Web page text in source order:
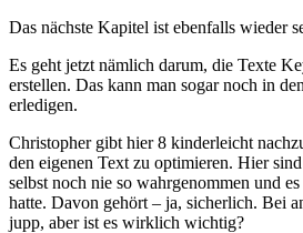
Das nächste Kapitel ist ebenfalls wieder
Es geht jetzt nämlich darum, die Texte
erstellen. Das kann man sogar noch in
erledigen.
Christopher gibt hier 8 kinderleicht
den eigenen Text zu optimieren. Hier
selbst noch nie so wahrgenommen und
hatte. Davon gehört – ja, sicherlich. Bei
jupp, aber ist es wirklich wichtig?